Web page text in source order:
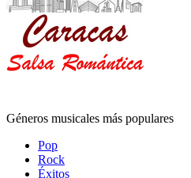
Géneros musicales más populares
Pop
Rock
Éxitos